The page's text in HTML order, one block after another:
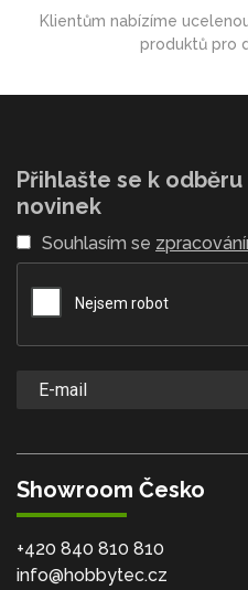
Klientům nabízíme
produktů pro
Přihlašte se k
novinek
Souhlasím se
Showroom Česko
+420 840 810 810
info@hobbytec.cz